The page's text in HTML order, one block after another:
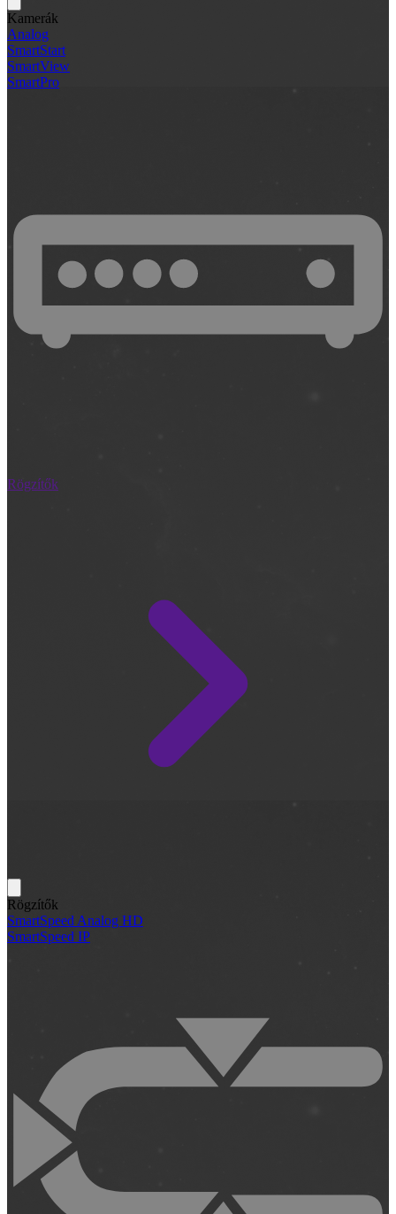
Kamerák
Analog
SmartStart
SmartView
SmartPro
Rögzítők
Rögzítők
SmartSpeed Analog HD
SmartSpeed IP